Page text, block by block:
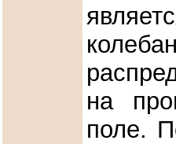
на
поле.